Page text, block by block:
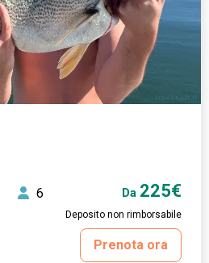
6 Da 225€
Deposito non rimborsabile
Prenota ora